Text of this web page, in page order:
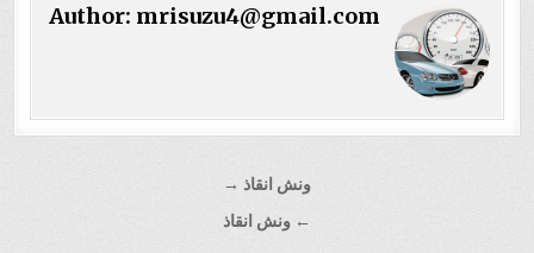
Author: mrisuzu4@gmail.com
ونش انقاذ →
← ونش انقاذ